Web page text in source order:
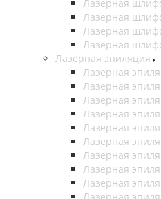
Лазерная
Лазерная
Лазерная
Лазерная
Лазерная эпиляция
Лазерная
Лазерная
Лазерная
Лазерная
Лазерная
Лазерная
Лазерная
Лазерная
Лазерная